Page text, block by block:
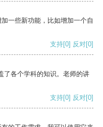
一些新功能，比如增加一个自
支持[0] 反对[0]
了各个学科的知识。老师的讲
支持[0] 反对[0]